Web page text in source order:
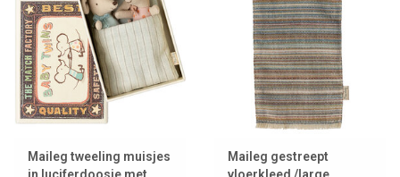
Maileg tweeling muisjes
Maileg gestreept